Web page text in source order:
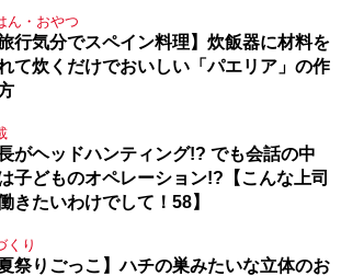
ん・おやつ
旅行気分でスペイン料理】炊飯器に材料を
て炊くだけでおいしい「パエリア」の作
がヘッドハンティング!? でも会話の中
子どものオペレーション!?【こんな上司
きたいわけでして！58】
くり
夏祭りごっこ】ハチの巣みたいな立体のお